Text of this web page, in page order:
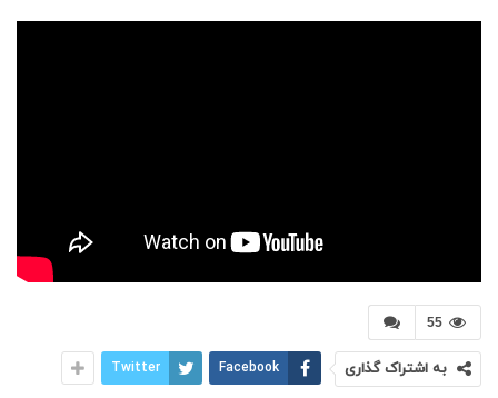
55
به اشتراک گذاری Facebook
Twitter